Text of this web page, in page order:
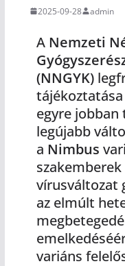
2025-09-28 admin
A Nemzeti
(NNGYK)
egyre
legújabb
a Nimbus
vírusváltozat
az elmúlt
variáns